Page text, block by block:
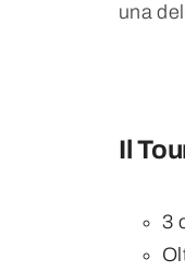
una
Il
3